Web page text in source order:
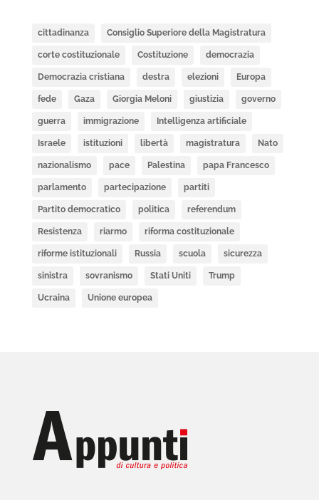
cittadinanza Consiglio Superiore della Magistratura
corte costituzionale Costituzione democrazia
Democrazia cristiana destra elezioni Europa
fede Gaza Giorgia Meloni giustizia governo
guerra immigrazione Intelligenza artificiale
Israele istituzioni libertà magistratura Nato
nazionalismo pace Palestina papa Francesco
parlamento partecipazione partiti
Partito democratico politica referendum
Resistenza riarmo riforma costituzionale
riforme istituzionali Russia scuola sicurezza
sinistra sovranismo Stati Uniti Trump
Ucraina Unione europea